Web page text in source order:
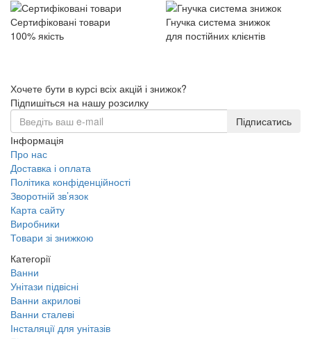
Сертифіковані товари
100% якість
Гнучка система знижок
для постійних клієнтів
Хочете бути в курсі всіх акцій і знижок?
Підпишіться на нашу розсилку
Підписатись
Інформація
Про нас
Доставка і оплата
Політика конфіденційності
Зворотній зв’язок
Карта сайту
Виробники
Товари зі знижкою
Категорії
Ванни
Унітази підвісні
Ванни акрилові
Ванни сталеві
Інсталяції для унітазів